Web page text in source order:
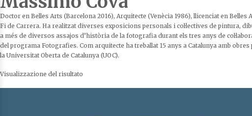
Doctor en Belles Arts (Barcelona 2016), Arquitecte (Venècia 1986), llicenciat en
Fi de Carrera. Ha realitzat diverses exposicions personals i col·lectives de pintura,
a més de diversos assajos d’història de la fotografia durant els tres anys de
del programa Fotografies. Com arquitecte ha treballat 15 anys a Catalunya amb
la Universitat Oberta de Catalunya (UOC).
Visualizzazione del risultato